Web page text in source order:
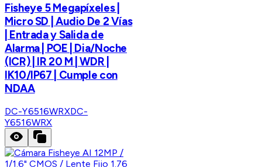
Fisheye 5 Megapíxeles |
Micro SD | Audio De 2 Vías
| Entrada y Salida de
Alarma | POE | Dia/Noche
(ICR) | IR 20 M | WDR |
IK10/IP67 | Cumple con
NDAA
DC-Y6516WRXDC-
Y6516WRX